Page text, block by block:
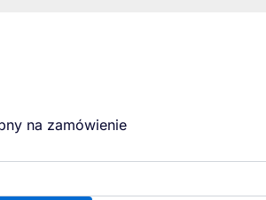
na zamówienie